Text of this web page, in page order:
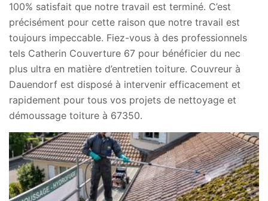
100% satisfait que notre travail est terminé. C’est
précisément pour cette raison que notre travail est
toujours impeccable. Fiez-vous à des professionnels
tels Catherin Couverture 67 pour bénéficier du nec
plus ultra en matière d’entretien toiture. Couvreur à
Dauendorf est disposé à intervenir efficacement et
rapidement pour tous vos projets de nettoyage et
démoussage toiture à 67350.